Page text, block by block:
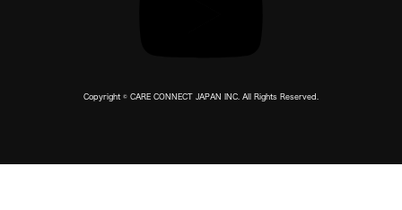
Copyright © CARE CONNECT JAPAN INC. All Rights Reserved.